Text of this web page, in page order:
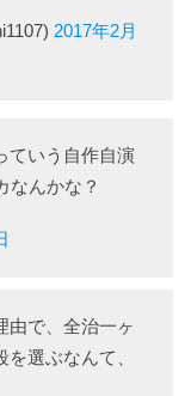
2017年2月
ていう自作自演
なんかな？
由で、全治一ヶ
選ぶなんて、